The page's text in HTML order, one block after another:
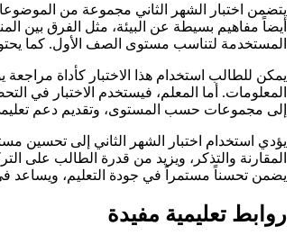
يتضمن اختبار الشهر الثاني مجموعة من
أيضاً مفاهيم بسيطة عن البيئة، مثل الفرق بين
المستخدمة لتناسب مستوى الصف الأول. كما
يمكن للطالب استخدام هذا الاختبار كأداة
المعلومات. أما المعلم، فيستخدم الاختبار في
إلى مجموعات حسب المستوى، وتقديم دعم
يؤدي استخدام اختبار الشهر الثاني إلى تحسين
المقارنة والتذكر، ويزيد من قدرة الطالب على
يضمن تحسناً مستمراً في جودة التعليم، ويساعد
روابط تعليمية مفيدة